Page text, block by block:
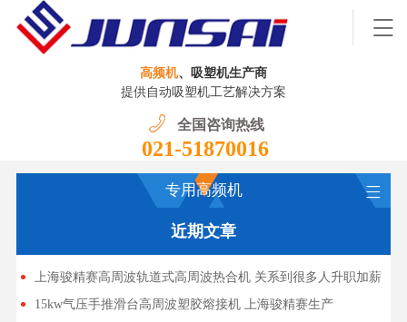
高频机、吸塑机生产商
提供自动吸塑机工艺解决方案
全国咨询热线
021-51870016
专用高频机
近期文章
上海骏精赛高周波轨道式高周波热合机 关系到很多人升职加薪
15kw气压手推滑台高周波塑胶熔接机 上海骏精赛生产